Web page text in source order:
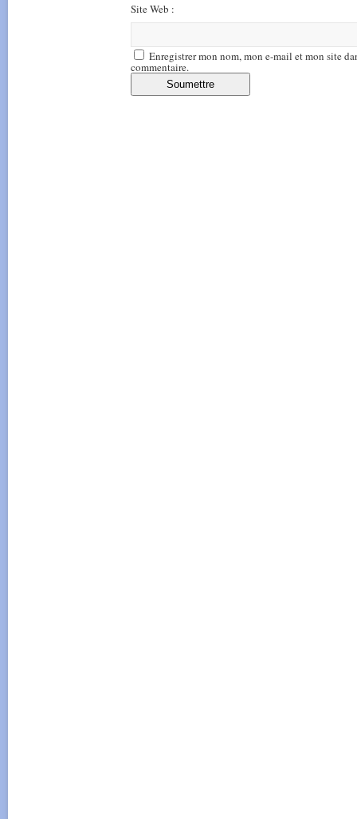
Site Web :
Enregistrer mon nom, mon e-mail et mon site
commentaire.